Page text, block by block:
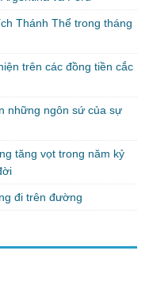
Thánh Thể trong tháng
trên các đồng tiền cắc
những ngôn sứ của sự
tăng vọt trong năm kỷ
đi trên đường